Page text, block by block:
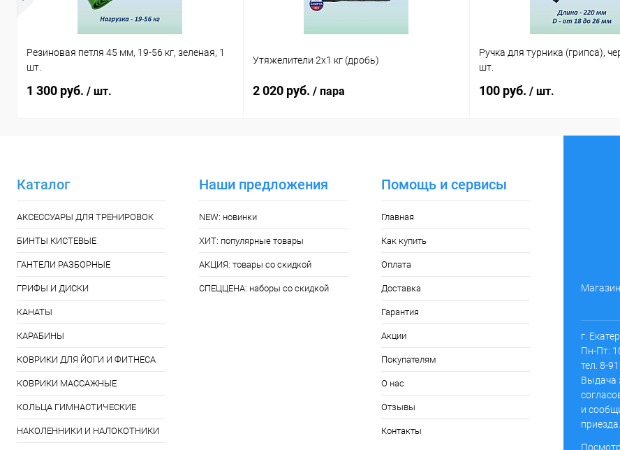
Резиновая петля 45 мм, 19-56 кг, зеленая, 1
шт.
1 300 руб. / шт.
Утяжелители 2х1 кг (дробь)
2 020 руб. / пара
Ручка для турника (грипса),
шт.
100 руб. / шт.
Каталог
АКСЕССУАРЫ ДЛЯ ТРЕНИРОВОК
БИНТЫ КИСТЕВЫЕ
ГАНТЕЛИ РАЗБОРНЫЕ
ГРИФЫ И ДИСКИ
КАНАТЫ
КАРАБИНЫ
КОВРИКИ ДЛЯ ЙОГИ И ФИТНЕСА
КОВРИКИ МАССАЖНЫЕ
КОЛЬЦА ГИМНАСТИЧЕСКИЕ
НАКОЛЕННИКИ И НАЛОКОТНИКИ
Наши предложения
NEW: новинки
ХИТ: популярные товары
АКЦИЯ: товары со скидкой
СПЕЦЦЕНА: наборы со скидкой
Помощь и сервисы
Главная
Как купить
Оплата
Доставка
Гарантия
Акции
Покупателям
О нас
Отзывы
Контакты
г.
Пн-Пт:
тел. 8-
Выдача
и
приезда.